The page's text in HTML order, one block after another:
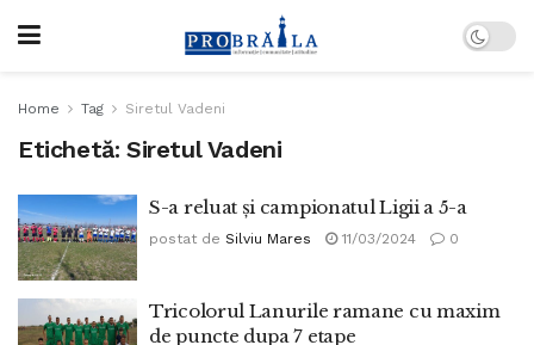
Home Tag Siretul Vadeni
Etichetă: Siretul Vadeni
S-a reluat și campionatul Ligii a 5-a
postat de Silviu Mares 11/03/2024 0
Tricolorul Lanurile ramane cu maxim
de puncte dupa 7 etape